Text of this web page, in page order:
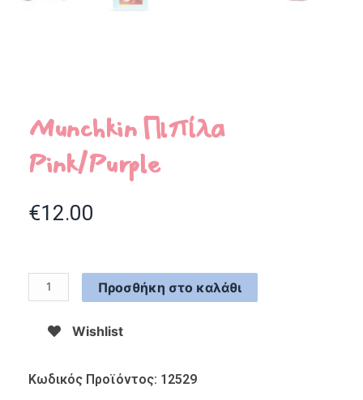
Munchkin Πιπίλα
Pink/Purple
€12.00
Προσθήκη στο καλάθι
Wishlist
Κωδικός Προϊόντος: 12529